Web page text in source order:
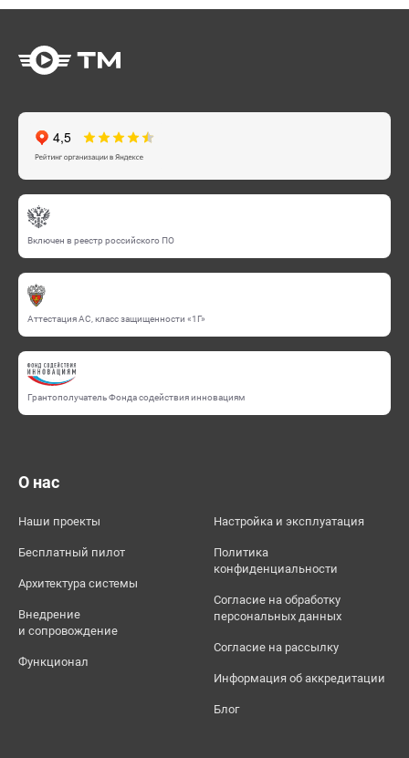
Включен в реестр российского ПО
Аттестация АС, класс защищенности «1Г»
Грантополучатель Фонда содействия инновациям
О нас
Наши проекты
Бесплатный пилот
Архитектура системы
Внедрение
и сопровождение
Функционал
Настройка и эксплуатация
Политика
конфиденциальности
Согласие на обработку
персональных данных
Согласие на рассылку
Информация об аккредитации
Блог